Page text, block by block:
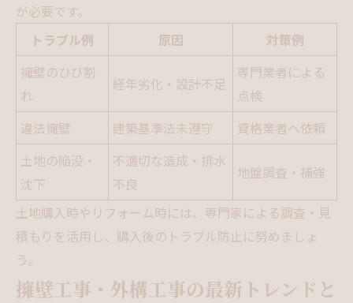
が必要です。
トラブル例
原因
対策例
擁壁のひび割
れ
経年劣化・設計不足
専門業者による
点検
違法擁壁
建築基準法未遵守
資格業者へ依頼
土地の陥没・
沈下
不適切な造成・排水
不良
地盤調査・補強
土地購入時やリフォーム時には、専門家による調査・見
積もりを活用し、購入後のトラブル防止に努めましょ
う。
擁壁工事・外構工事の最新トレンドと